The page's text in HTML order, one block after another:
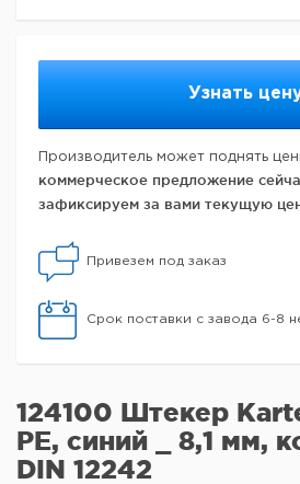
Узнать
Производитель может поднять
коммерческое предложение
зафиксируем за вами текущую
Привезем под заказ
Срок поставки с завода 6-8
124100 Штекер
PE, синий _ 8,1 мм,
DIN 12242